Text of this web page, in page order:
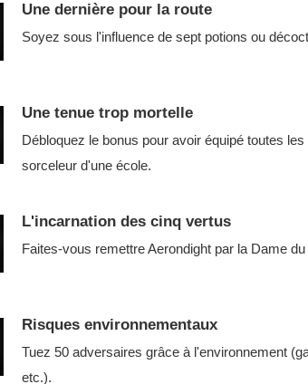
Une dernière pour la route
Soyez sous l'influence de sept potions ou
Une tenue trop mortelle
Débloquez le bonus pour avoir équipé toutes
sorceleur d'une école.
L'incarnation des cinq vertus
Faites-vous remettre Aerondight par la Dame du
Risques environnementaux
Tuez 50 adversaires grâce à l'environnement
etc.).